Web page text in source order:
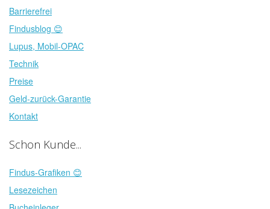
Barrierefrei
Findusblog 😊
Lupus, Mobil-OPAC
Technik
Preise
Geld-zurück-Garantie
Kontakt
Schon Kunde...
Findus-Grafiken 😊
Lesezeichen